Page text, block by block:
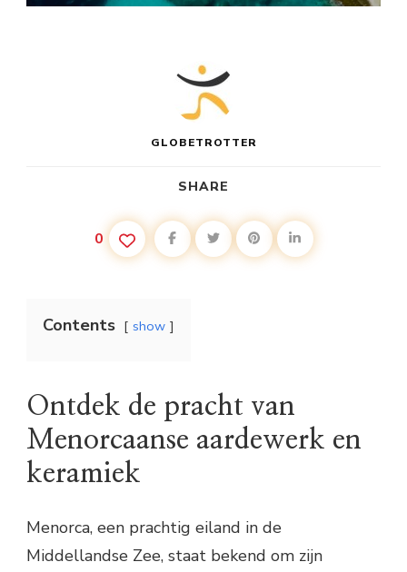
GLOBETROTTER
SHARE
0
Contents show
Ontdek de pracht van
Menorcaanse aardewerk en
keramiek
Menorca, een prachtig eiland in de
Middellandse Zee, staat bekend om zijn